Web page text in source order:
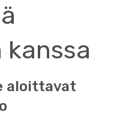
kanssa
aloittavat